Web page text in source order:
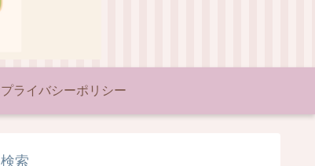
プライバシーポリシー
検索